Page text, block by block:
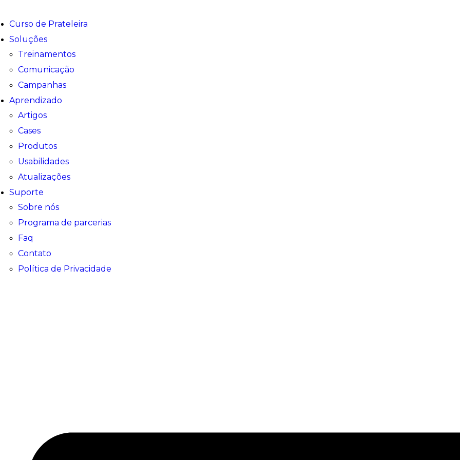
Curso de Prateleira
Soluções
Treinamentos
Comunicação
Campanhas
Aprendizado
Artigos
Cases
Produtos
Usabilidades
Atualizações
Suporte
Sobre nós
Programa de parcerias
Faq
Contato
Política de Privacidade